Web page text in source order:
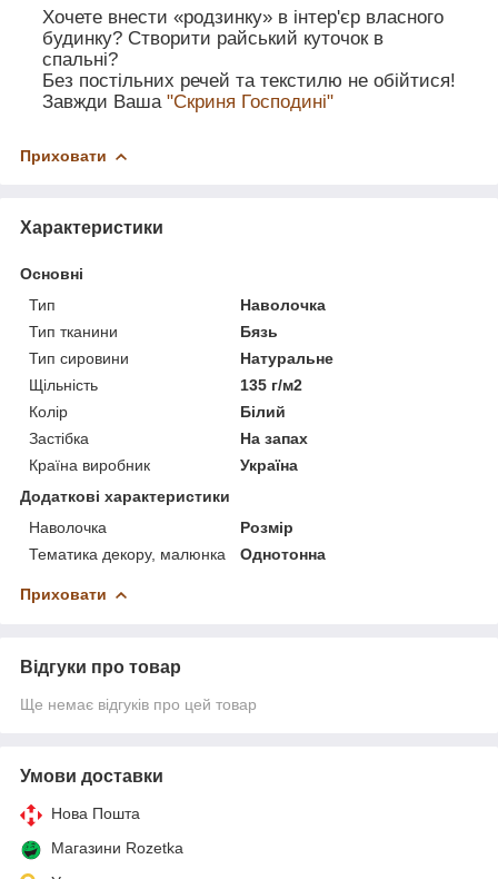
Хочете внести «родзинку» в інтер'єр власного
будинку? Створити райський куточок в
спальні?
Без постільних речей та текстилю не обійтися!
Завжди Ваша "Скриня Господині"
Приховати
Характеристики
Основні
Тип
Наволочка
Тип тканини
Бязь
Тип сировини
Натуральне
Щільність
135 г/м2
Колір
Білий
Застібка
На запах
Країна виробник
Україна
Додаткові характеристики
Наволочка
Розмір
Тематика декору, малюнка
Однотонна
Приховати
Відгуки про товар
Ще немає відгуків про цей товар
Умови доставки
Нова Пошта
Магазини Rozetka